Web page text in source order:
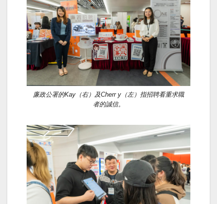
廉政公署的Kay（右）及Cherr y（左）指招聘看重求職
者的誠信。